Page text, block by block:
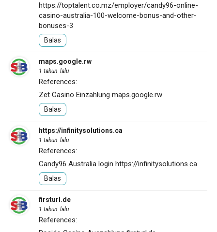
https://toptalent.co.mz/employer/candy96-online-
casino-australia-100-welcome-bonus-and-other-
bonuses-3
Balas
maps.google.rw
1 tahun lalu
References:
Zet Casino Einzahlung maps.google.rw
Balas
https://infinitysolutions.ca
1 tahun lalu
References:
Candy96 Australia login https://infinitysolutions.ca
Balas
firsturl.de
1 tahun lalu
References: